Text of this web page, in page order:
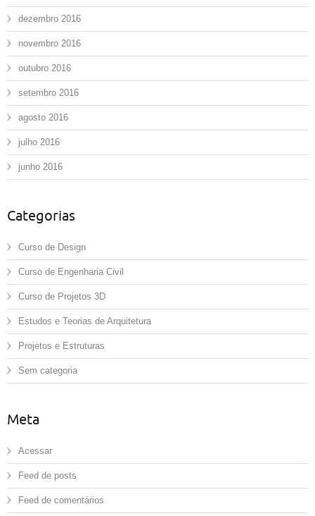
dezembro 2016
novembro 2016
outubro 2016
setembro 2016
agosto 2016
julho 2016
junho 2016
Categorias
Curso de Design
Curso de Engenharia Civil
Curso de Projetos 3D
Estudos e Teorias de Arquitetura
Projetos e Estruturas
Sem categoria
Meta
Acessar
Feed de posts
Feed de comentários